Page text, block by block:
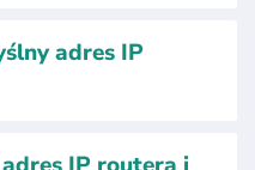
adres IP